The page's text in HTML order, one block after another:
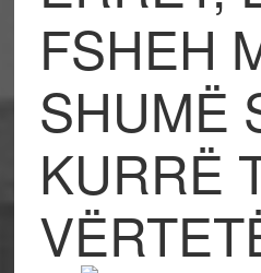
FSHEH
SHUMË
KURRË